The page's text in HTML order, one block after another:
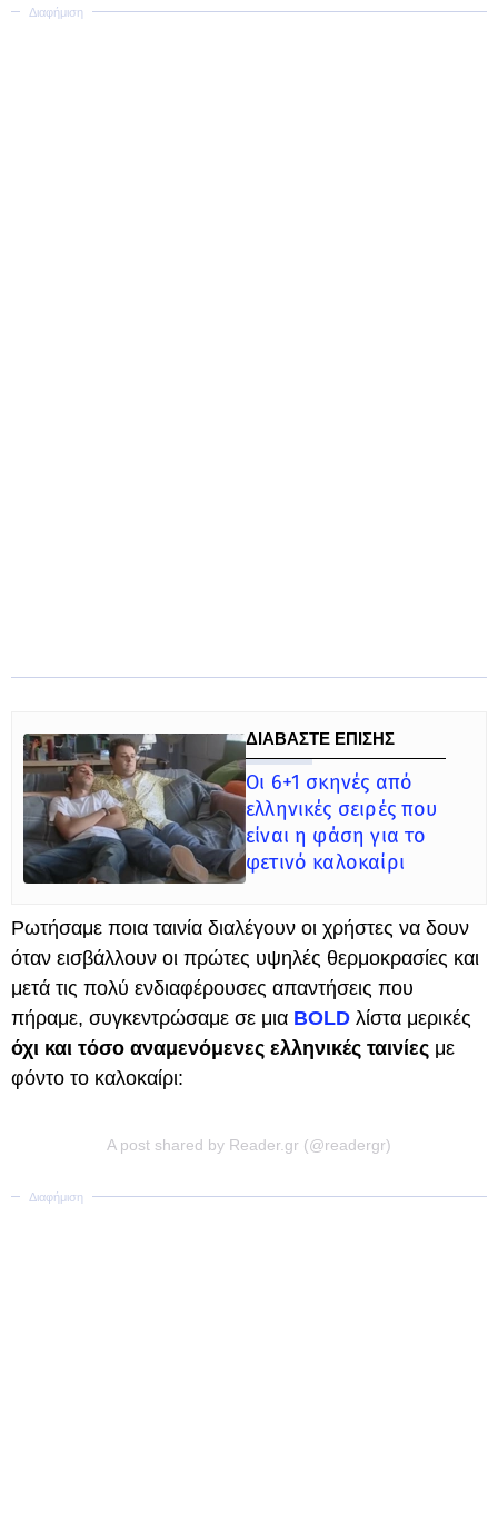
ΔΙΑΒΑΣΤΕ ΕΠΙΣΗΣ
Οι 6+1 σκηνές από
ελληνικές σειρές που
είναι η φάση για το
φετινό καλοκαίρι
Ρωτήσαμε ποια ταινία διαλέγουν οι χρήστες να δουν
όταν εισβάλλουν οι πρώτες υψηλές θερμοκρασίες και
μετά τις πολύ ενδιαφέρουσες απαντήσεις που
πήραμε, συγκεντρώσαμε σε μια BOLD λίστα μερικές
όχι και τόσο αναμενόμενες ελληνικές ταινίες με
φόντο το καλοκαίρι:
A post shared by Reader.gr (@readergr)